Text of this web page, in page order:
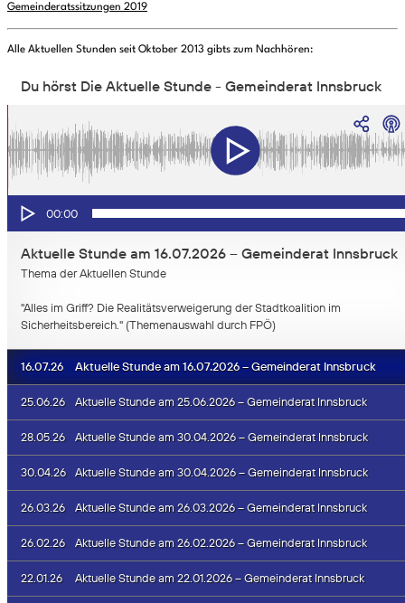
Gemeinderatssitzungen 2019
Alle Aktuellen Stunden seit Oktober 2013 gibts zum Nachhören: